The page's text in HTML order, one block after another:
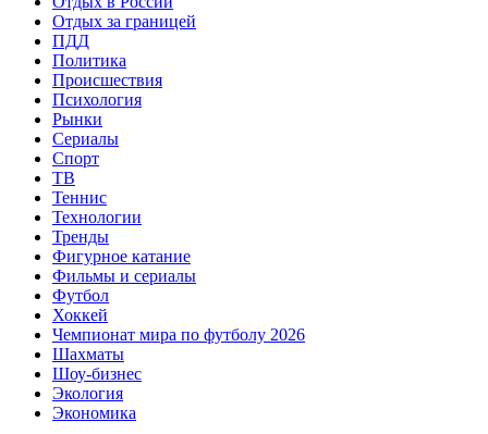
Отдых за границей
ПДД
Политика
Происшествия
Психология
Рынки
Сериалы
Спорт
ТВ
Теннис
Технологии
Тренды
Фигурное катание
Фильмы и сериалы
Футбол
Хоккей
Чемпионат мира по футболу 2026
Шахматы
Шоу-бизнес
Экология
Экономика